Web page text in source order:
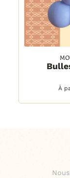
DETAILS
À